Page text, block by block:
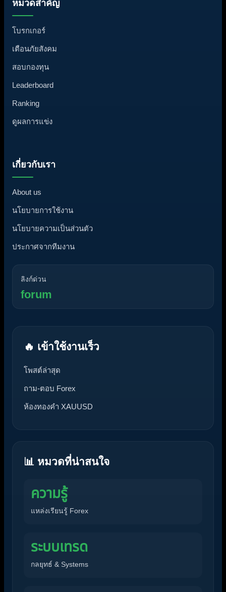
หมวดสำคัญ
โบรกเกอร์
เตือนภัยสังคม
สอบกองทุน
Leaderboard
Ranking
ดูผลการแข่ง
เกี่ยวกับเรา
About us
นโยบายการใช้งาน
นโยบายความเป็นส่วนตัว
ประกาศจากทีมงาน
ลิงก์ด่วน
forum
🔥 เข้าใช้งานเร็ว
โพสต์ล่าสุด
ถาม-ตอบ Forex
ห้องทองคำ XAUUSD
📊 หมวดที่น่าสนใจ
ความรู้
แหล่งเรียนรู้ Forex
ระบบเทรด
กลยุทธ์ & Systems